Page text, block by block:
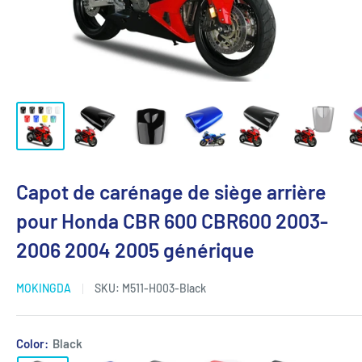
Capot de carénage de siège arrière
pour Honda CBR 600 CBR600 2003-
2006 2004 2005 générique
MOKINGDA SKU: M511-H003-Black
Color: Black